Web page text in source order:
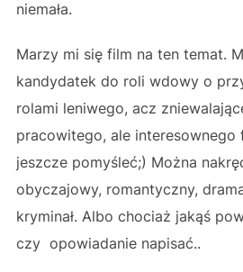
niemała.
Marzy mi się film na ten temat.
kandydatek do roli wdowy o
rolami leniwego, acz
pracowitego, ale interesownego
jeszcze pomyśleć;) Można
obyczajowy, romantyczny,
kryminał. Albo chociaż jakąś
czy opowiadanie napisać..